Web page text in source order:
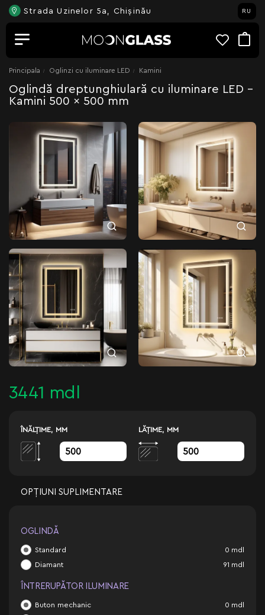
Strada Uzinelor 5a, Chișinău RU
Principala Oglinzi cu iluminare LED Kamini
Oglindă dreptunghiulară cu iluminare LED -
Kamini 500 x 500 mm
3441 mdl
ÎNĂLŢIME, MM LĂŢIME, MM
OPȚIUNI SUPLIMENTARE
OGLINDĂ
Standard 0 mdl
Diamant 91 mdl
ÎNTRERUPĂTOR ILUMINARE
Buton mechanic 0 mdl